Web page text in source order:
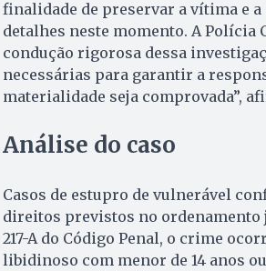
finalidade de preservar a vítima e
detalhes neste momento. A
condução rigorosa dessa
necessárias para garantir a
materialidade seja comprovada”,
Análise do caso
Casos de estupro de vulnerável
direitos previstos no
217-A do Código Penal, o crime
libidinoso com menor de 14 anos